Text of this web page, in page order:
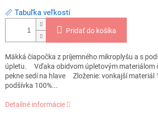
📏 Tabuľka veľkostí
Pridať do košíka
Mäkká čiapočka z príjemného mikroplyšu a s
úpletu. Vďaka obidvom úpletovým materiálom
pekne sedí na hlave Zloženie: vonkajší materiál
podšívka 100%...
Detailné informácie